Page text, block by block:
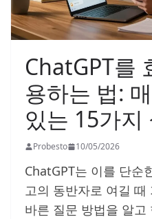
ChatGPT를
용하는 법:
있는 15가지
Probesto 10/05/2026
ChatGPT는 이를 단순
고의 동반자로 여길
바른 질문 방법을 알고